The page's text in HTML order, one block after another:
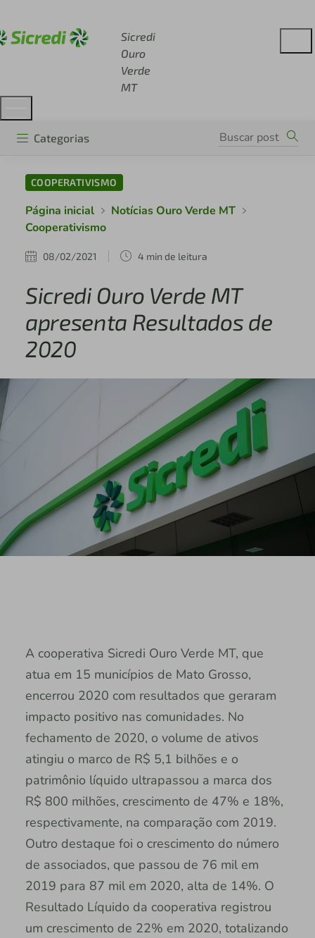
Sicredi
Ouro
Verde
MT
Categorias
COOPERATIVISMO
Página inicial
Notícias Ouro Verde MT
Cooperativismo
08/02/2021 4 min de leitura
Sicredi Ouro Verde MT
apresenta Resultados de
2020
A cooperativa Sicredi Ouro Verde MT, que
atua em 15 municípios de Mato Grosso,
encerrou 2020 com resultados que geraram
impacto positivo nas comunidades. No
fechamento de 2020, o volume de ativos
atingiu o marco de R$ 5,1 bilhões e o
patrimônio líquido ultrapassou a marca dos
R$ 800 milhões, crescimento de 47% e 18%,
respectivamente, na comparação com 2019.
Outro destaque foi o crescimento do número
de associados, que passou de 76 mil em
2019 para 87 mil em 2020, alta de 14%. O
Resultado Líquido da cooperativa registrou
um crescimento de 22% em 2020, totalizando